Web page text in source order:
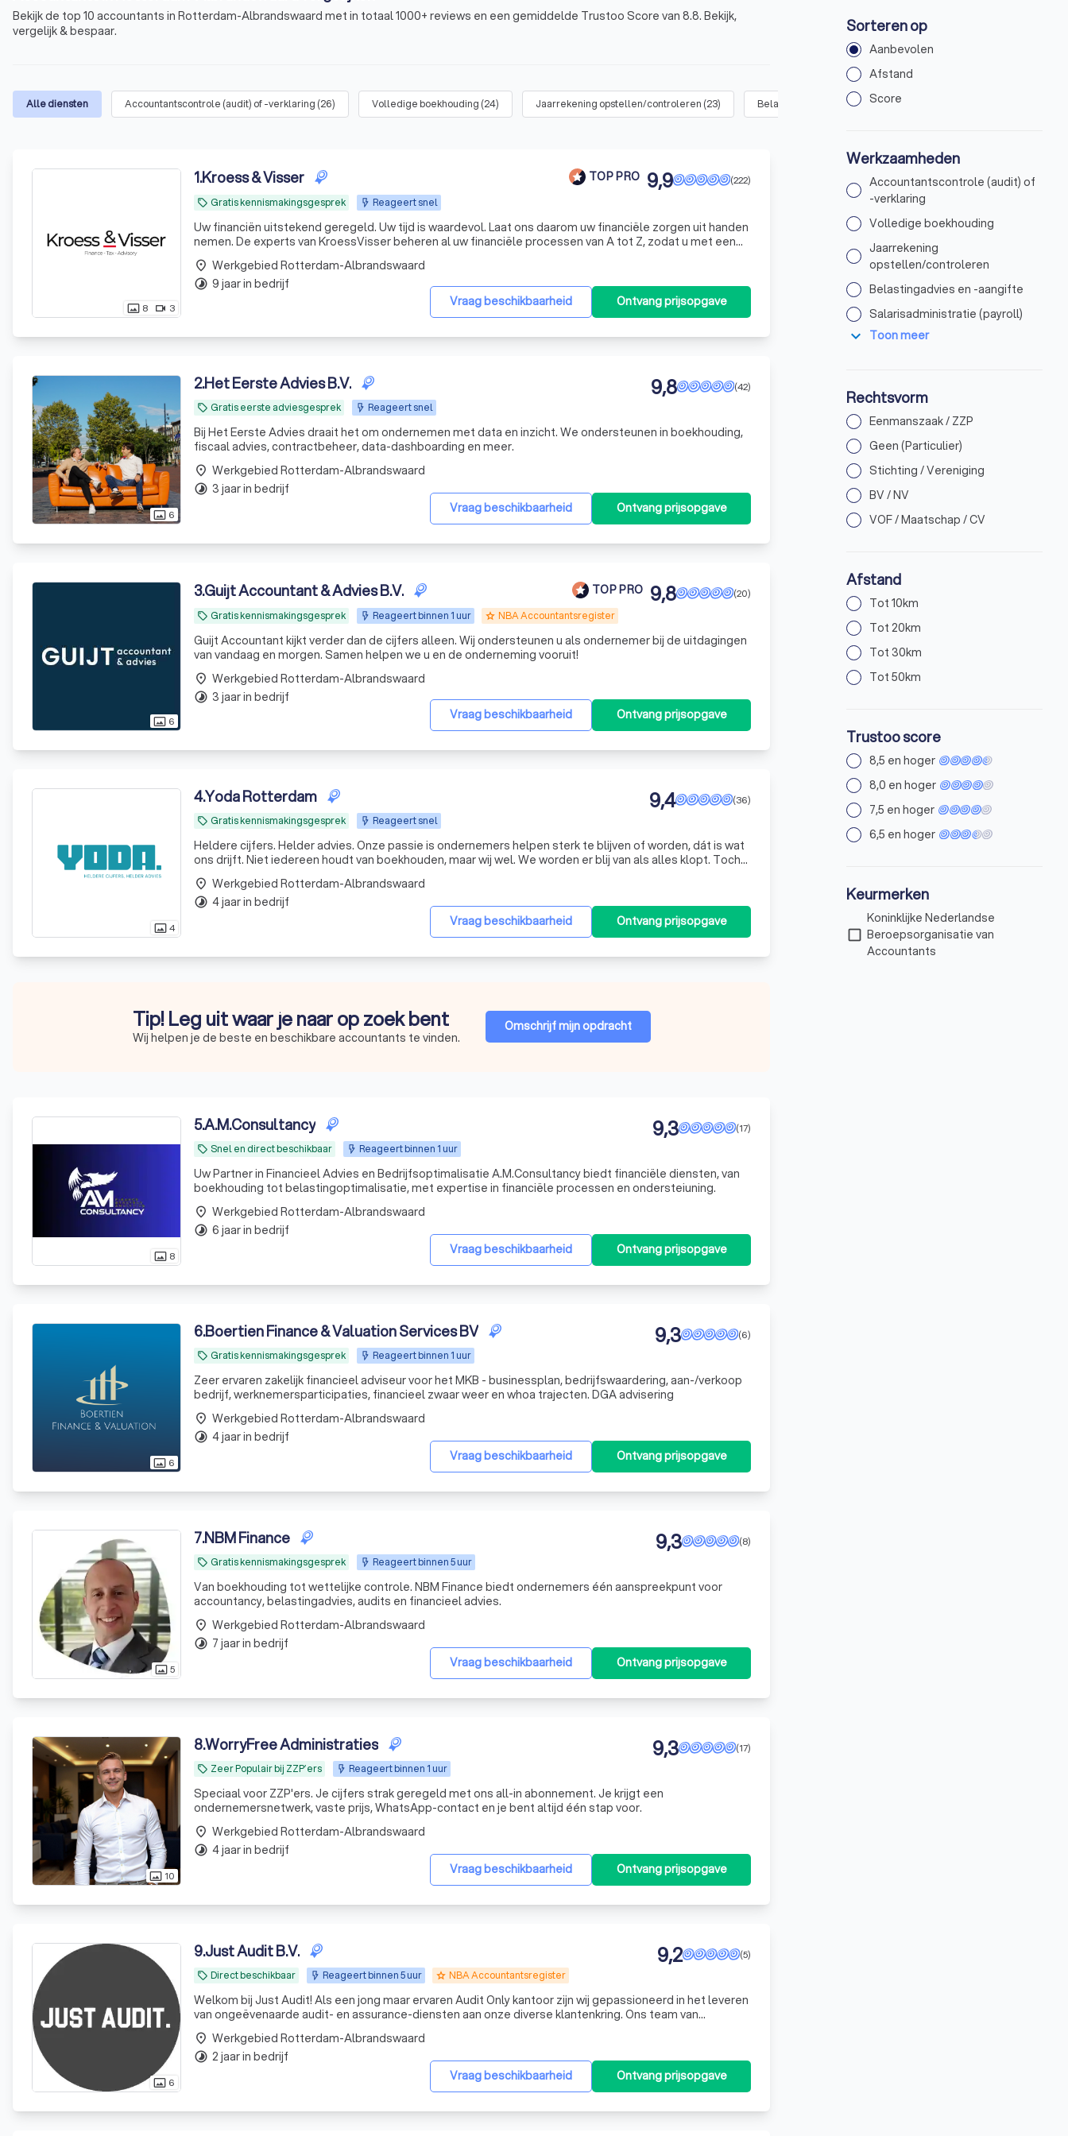
Bekijk de top 10 accountants in Rotterdam-Albrandswaard met in totaal 1000+ reviews en een gemiddelde Trustoo Score van 8.8. Bekijk,
vergelijk & bespaar.
Alle diensten Accountantscontrole (audit) of -verklaring (26) Volledige boekhouding (24) Jaarrekening opstellen/controleren (23) Belastingadvies en -aangifte( 21
photo_size_select_actual 8 videocam 3
1.Kroess & Visser TOP PRO
local_offer Gratis kennismakingsgesprek Reageert snel
(222)
9,9
Uw financiën uitstekend geregeld. Uw tijd is waardevol. Laat ons daarom uw financiële zorgen uit handen
nemen. De experts van KroessVisser beheren al uw financiële processen van A tot Z, zodat u met een
Vraag beschikbaarheid Ontvang prijsopgave
place Werkgebied Rotterdam-Albrandswaard
timelapse 9 jaar in bedrijf
photo_size_select_actual 6
2.Het Eerste Advies B.V.
local_offer Gratis eerste adviesgesprek Reageert snel
(42)
9,8
Bij Het Eerste Advies draait het om ondernemen met data en inzicht. We ondersteunen in boekhouding,
fiscaal advies, contractbeheer, data-dashboarding en meer.
Vraag beschikbaarheid Ontvang prijsopgave
place Werkgebied Rotterdam-Albrandswaard
timelapse 3 jaar in bedrijf
photo_size_select_actual 6
3.Guijt Accountant & Advies B.V. TOP PRO
local_offer Gratis kennismakingsgesprek Reageert binnen 1 uur grade NBA Accountantsregister
(20)
9,8
Guijt Accountant kijkt verder dan de cijfers alleen. Wij ondersteunen u als ondernemer bij de uitdagingen
van vandaag en morgen. Samen helpen we u en de onderneming vooruit!
Vraag beschikbaarheid Ontvang prijsopgave
place Werkgebied Rotterdam-Albrandswaard
timelapse 3 jaar in bedrijf
photo_size_select_actual4
4.Yoda Rotterdam
local_offer Gratis kennismakingsgesprek Reageert snel
(36)
9,4
Heldere cijfers. Helder advies. Onze passie is ondernemers helpen sterk te blijven of worden, dát is wat
ons drijft. Niet iedereen houdt van boekhouden, maar wij wel. We worden er blij van als alles klopt. Toch
is dat geen doel op zich, maar het begin. Want met cijfers die volledig en actueel zijn,
Vraag beschikbaarheid Ontvang prijsopgave
place Werkgebied Rotterdam-Albrandswaard
timelapse 4 jaar in bedrijf
Tip! Leg uit waar je naar op zoek bent
Wij helpen je de beste en beschikbare accountants te vinden.
Omschrijf mijn opdracht
photo_size_select_actual 8
5.A.M.Consultancy
local_offer Snel en direct beschikbaar Reageert binnen 1 uur
(17)
9,3
Uw Partner in Financieel Advies en Bedrijfsoptimalisatie A.M.Consultancy biedt financiële diensten, van
boekhouding tot belastingoptimalisatie, met expertise in financiële processen en ondersteiuning.
Vraag beschikbaarheid Ontvang prijsopgave
place Werkgebied Rotterdam-Albrandswaard
timelapse 6 jaar in bedrijf
photo_size_select_actual 6
6.Boertien Finance & Valuation Services BV
local_offer Gratis kennismakingsgesprek Reageert binnen 1 uur
(6)
9,3
Zeer ervaren zakelijk financieel adviseur voor het MKB - businessplan, bedrijfswaardering, aan-/verkoop
bedrijf, werknemersparticipaties, financieel zwaar weer en whoa trajecten. DGA advisering
Vraag beschikbaarheid Ontvang prijsopgave
place Werkgebied Rotterdam-Albrandswaard
timelapse 4 jaar in bedrijf
photo_size_select_actual5
7.NBM Finance
local_offer Gratis kennismakingsgesprek Reageert binnen 5 uur
(8)
9,3
Van boekhouding tot wettelijke controle. NBM Finance biedt ondernemers één aanspreekpunt voor
accountancy, belastingadvies, audits en financieel advies.
Vraag beschikbaarheid Ontvang prijsopgave
place Werkgebied Rotterdam-Albrandswaard
timelapse 7 jaar in bedrijf
photo_size_select_actual 10
8.WorryFree Administraties
local_offer Zeer Populair bij ZZP’ers Reageert binnen 1 uur
(17)
9,3
Speciaal voor ZZP'ers. Je cijfers strak geregeld met ons all-in abonnement. Je krijgt een
ondernemersnetwerk, vaste prijs, WhatsApp-contact en je bent altijd één stap voor.
Vraag beschikbaarheid Ontvang prijsopgave
place Werkgebied Rotterdam-Albrandswaard
timelapse 4 jaar in bedrijf
photo_size_select_actual 6
9.Just Audit B.V.
local_offer Direct beschikbaar Reageert binnen 5 uur grade NBA Accountantsregister
(5)
9,2
Welkom bij Just Audit! Als een jong maar ervaren Audit Only kantoor zijn wij gepassioneerd in het leveren
van ongeëvenaarde audit- en assurance-diensten aan onze diverse klantenkring. Ons team van
hoogopgeleide professionals combineert diepgaande expertise met een toegewijde klantgerichte
aanpak om
Vraag beschikbaarheid Ontvang prijsopgave
place Werkgebied Rotterdam-Albrandswaard
timelapse 2 jaar in bedrijf
Sorteren op
Aanbevolen
Afstand
Score
Werkzaamheden
Accountantscontrole (audit) of
-verklaring
Volledige boekhouding
Jaarrekening
opstellen/controleren
Belastingadvies en -aangifte
Salarisadministratie (payroll)
expand_more Toon meer
Rechtsvorm
Eenmanszaak / ZZP
Geen (Particulier)
Stichting / Vereniging
BV / NV
VOF / Maatschap / CV
Afstand
Tot 10km
Tot 20km
Tot 30km
Tot 50km
Trustoo score
8,5 en hoger
8,0 en hoger
7,5 en hoger
6,5 en hoger
Keurmerken
check_box_outline_blank
Koninklijke Nederlandse
Beroepsorganisatie van
Accountants